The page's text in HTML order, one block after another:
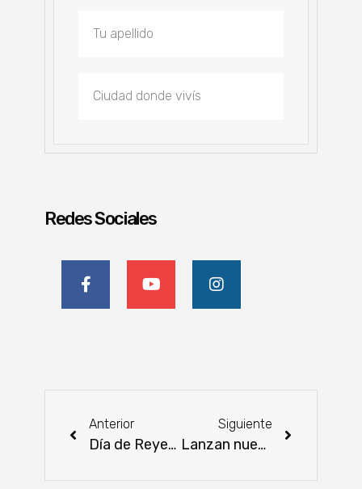
Redes Sociales
Anterior
Día de Reyes: Universitaria premió a hijos de socios con fantásticos regalos
Siguiente
Lanzan nuevas variedades para el mercado local